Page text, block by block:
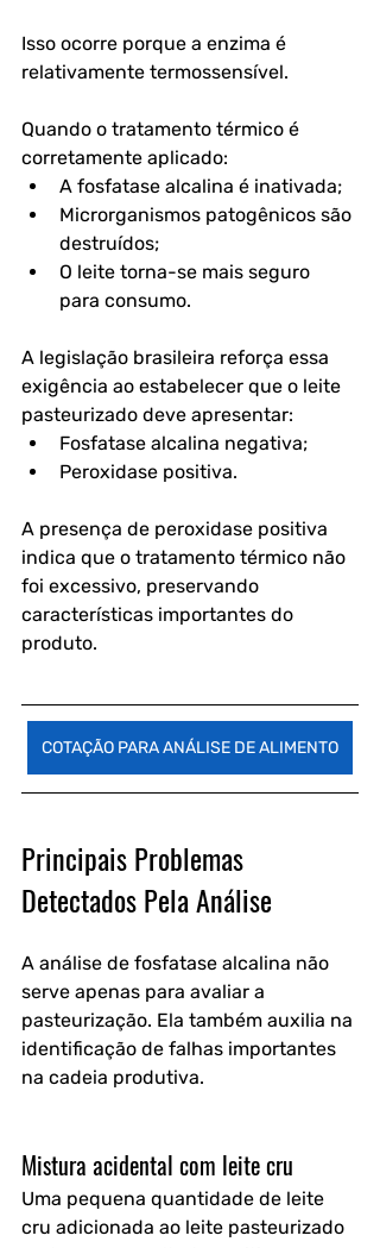
Isso ocorre porque a enzima é
relativamente termossensível.
Quando o tratamento térmico é
corretamente aplicado:
A fosfatase alcalina é inativada;
Microrganismos patogênicos são
destruídos;
O leite torna-se mais seguro
para consumo.
A legislação brasileira reforça essa
exigência ao estabelecer que o leite
pasteurizado deve apresentar:
Fosfatase alcalina negativa;
Peroxidase positiva.
A presença de peroxidase positiva
indica que o tratamento térmico não
foi excessivo, preservando
características importantes do
produto.
COTAÇÃO PARA ANÁLISE DE ALIMENTO
Principais Problemas
Detectados Pela Análise
A análise de fosfatase alcalina não
serve apenas para avaliar a
pasteurização. Ela também auxilia na
identificação de falhas importantes
na cadeia produtiva.
Mistura acidental com leite cru
Uma pequena quantidade de leite
cru adicionada ao leite pasteurizado